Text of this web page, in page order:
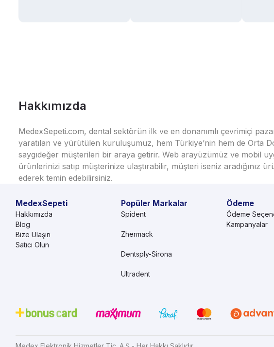
Hakkımızda
MedexSepeti.com, dental sektörün ilk ve en donanımlı çevrimiçi
yaratılan ve yürütülen kuruluşumuz, hem Türkiye’nin hem de Orta
saygıdeğer müşterileri bir araya getirir. Web arayüzümüz ve mobil
ürünlerinizi satıp müşterinize ulaştırabilir, müşteri iseniz aradığınız
ederek temin edebilirsiniz.
MedexSepeti
Hakkımızda
Blog
Bize Ulaşın
Satıcı Olun
Ödeme
Ödeme
Kampanyalar
Popüler Markalar
Spident
Zhermack
Dentsply-Sirona
Ultradent